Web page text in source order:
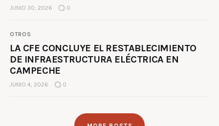
JUNIO 30, 2026 0
OTROS
LA CFE CONCLUYE EL RESTABLECIMIENTO
DE INFRAESTRUCTURA ELÉCTRICA EN
CAMPECHE
JUNIO 4, 2026 0